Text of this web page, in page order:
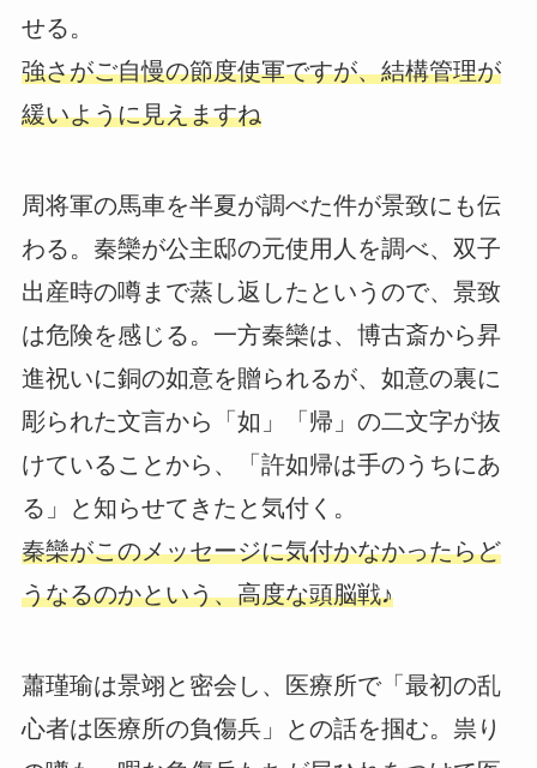
せる。
強さがご自慢の節度使軍ですが、結構管理が
緩いように見えますね
周将軍の馬車を半夏が調べた件が景致にも伝
わる。秦欒が公主邸の元使用人を調べ、双子
出産時の噂まで蒸し返したというので、景致
は危険を感じる。一方秦欒は、博古斎から昇
進祝いに銅の如意を贈られるが、如意の裏に
彫られた文言から「如」「帰」の二文字が抜
けていることから、「許如帰は手のうちにあ
る」と知らせてきたと気付く。
秦欒がこのメッセージに気付かなかったらど
うなるのかという、高度な頭脳戦♪
蕭瑾瑜は景翊と密会し、医療所で「最初の乱
心者は医療所の負傷兵」との話を掴む。祟り